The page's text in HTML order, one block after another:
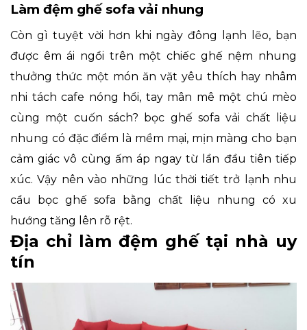
Làm đệm ghế sofa vải nhung
Còn gì tuyệt vời hơn khi ngày đông lạnh lẽo, bạn
được êm ái ngồi trên một chiếc ghế nệm nhung
thưởng thức một món ăn vặt yêu thích hay nhâm
nhi tách cafe nóng hổi, tay mân mê một chú mèo
cùng một cuốn sách? bọc ghế sofa vải chất liệu
nhung có đặc điểm là mềm mại, mịn màng cho bạn
cảm giác vô cùng ấm áp ngay từ lần đầu tiên tiếp
xúc. Vậy nên vào những lúc thời tiết trở lạnh nhu
cầu bọc ghế sofa bằng chất liệu nhung có xu
hướng tăng lên rõ rệt.
Địa chỉ làm đệm ghế tại nhà uy
tín